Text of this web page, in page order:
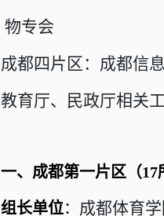
物专会
成都四片区：成都信
教育厅、民政厅相关
一、成都第一片区（17
组长单位： 成都体育